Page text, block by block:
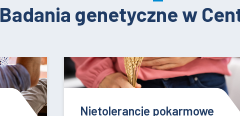
Badania genetyczne w